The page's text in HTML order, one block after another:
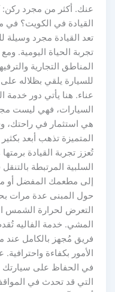
عنك. أكثر من مجرد ركن:
القيادة في الكويت؟ في
تعد القيادة مجرد وسيلة
تجربة الحياة اليومية. ومع
المناطق التجارية
للسيارة يلقي بظلاله على
عناء. هنا يأتي دور خدمة
السيارات، فهي ليست
هي استثمار في راحتك،
المتميزة تذهب أبعد
تُعزز تجربة القيادة
السلبية المرتبطة
إلى مطعمك المفضل أو
حول المبنى عدة مرات
التعرض لحرارة الشمس
المشي. خدمة الفاليه
فريق مُجهز بالكامل عند
الأمور بكفاءة
في الحفاظ على سيارتك
التي قد تحدث في